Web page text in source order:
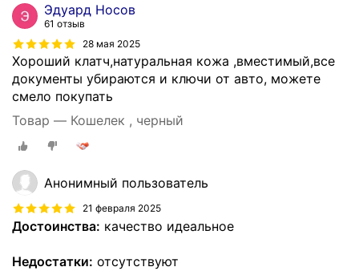
Эдуард Носов
61 отзыв
28 мая 2025
Хороший клатч,натуральная кожа ,вместимый,все
документы убираются и ключи от авто, можете
смело покупать
Товар — Кошелек , черный
Анонимный пользователь
21 февраля 2025
Достоинства: качество идеальное
Недостатки: отсутствуют